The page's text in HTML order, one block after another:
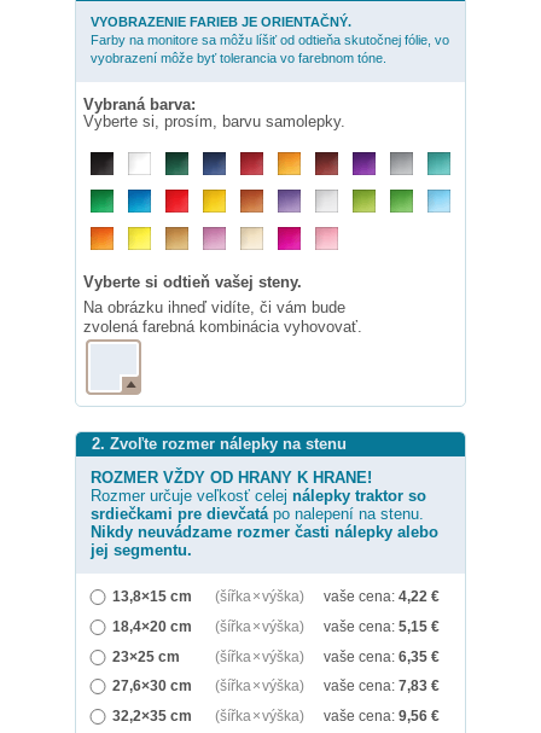
VYOBRAZENIE FARIEB JE ORIENTAČNÝ.
Farby na monitore sa môžu líšiť od odtieňa skutočnej fólie, vo
vyobrazení môže byť tolerancia vo farebnom tóne.
Vybraná barva:
Vyberte si, prosím, barvu samolepky.
Vyberte si odtieň vašej steny.
Na obrázku ihneď vidíte, či vám bude
zvolená farebná kombinácia vyhovovať.
2. Zvoľte rozmer nálepky na stenu
ROZMER VŽDY OD HRANY K HRANE!
Rozmer určuje veľkosť celej nálepky traktor so
srdiečkami pre dievčatápo nalepení na stenu.
Nikdy neuvádzame rozmer časti nálepky alebo
jej segmentu.
13,8×15 cm (šířka × výška) vaše cena: 4,22 €
18,4×20 cm
(šířka × výška) vaše cena: 5,15 €
23×25 cm
(šířka × výška) vaše cena: 6,35 €
27,6×30 cm
(šířka × výška) vaše cena: 7,83 €
32,2×35 cm
(šířka × výška) vaše cena: 9,56 €